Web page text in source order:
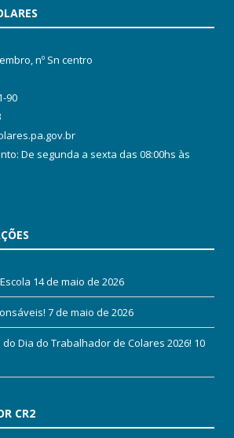
nº Sn centro
90
De segunda a sexta das 08:00hs às
14 de maio de 2026
7 de maio de 2026
Dia do Trabalhador de Colares 2026! 10
CR2